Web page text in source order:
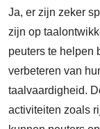
Ja, er zijn zeker
zijn op
peuters te helpen
verbeteren van
taalvaardigheid.
activiteiten zoals